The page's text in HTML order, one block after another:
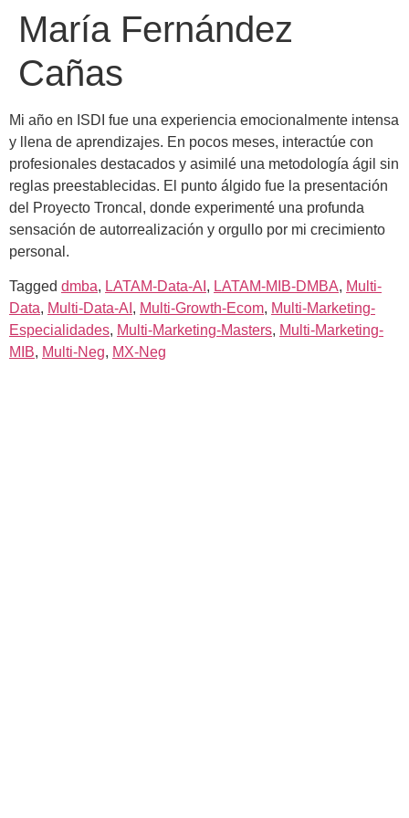
María Fernández
Cañas
Mi año en ISDI fue una experiencia emocionalmente intensa
y llena de aprendizajes. En pocos meses, interactúe con
profesionales destacados y asimilé una metodología ágil sin
reglas preestablecidas. El punto álgido fue la presentación
del Proyecto Troncal, donde experimenté una profunda
sensación de autorrealización y orgullo por mi crecimiento
personal.
Tagged dmba, LATAM-Data-AI , LATAM-MIB-DMBA, Multi-
Data, Multi-Data-AI , Multi-Growth-Ecom, Multi-Marketing-
Especialidades, Multi-Marketing-Masters, Multi-Marketing-
MIB, Multi-Neg, MX-Neg